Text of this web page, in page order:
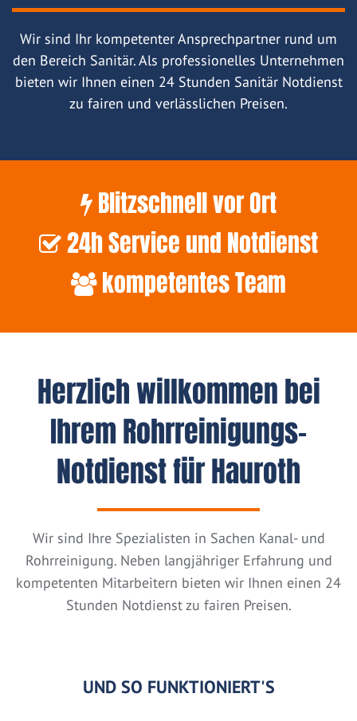
Wir sind Ihr kompetenter Ansprechpartner rund um
den Bereich Sanitär. Als professionelles Unternehmen
bieten wir Ihnen einen 24 Stunden Sanitär Notdienst
zu fairen und verlässlichen Preisen.
Blitzschnell vor Ort
24h Service und Notdienst
kompetentes Team
Herzlich willkommen bei
Ihrem Rohrreinigungs-
Notdienst für Hauroth
Wir sind Ihre Spezialisten in Sachen Kanal- und
Rohrreinigung. Neben langjähriger Erfahrung und
kompetenten Mitarbeitern bieten wir Ihnen einen 24
Stunden Notdienst zu fairen Preisen.
UND SO FUNKTIONIERT'S